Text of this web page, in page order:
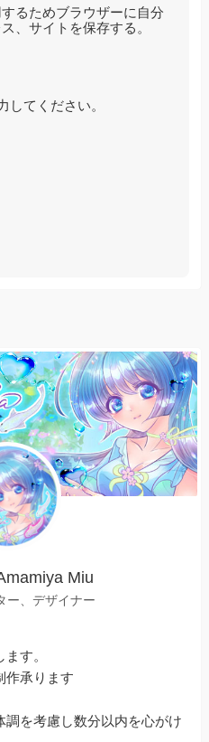
るためブラウザーに自分
、サイトを保存する。
してください。
Miu
ー、デザイナー
す。
作承ります
調を考慮し数分以内を心がけ